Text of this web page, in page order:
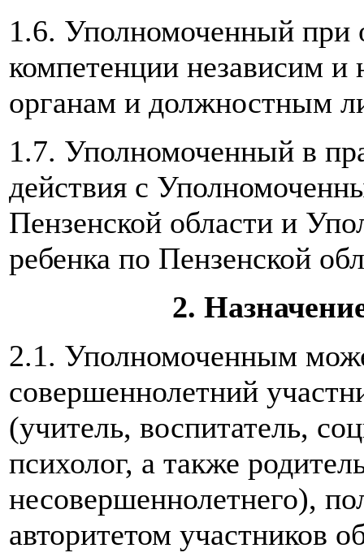
1.6. Уполномоченный при
компетенции независим и
органам и должностным
1.7. Уполномоченный в
действия с
Пензенской области и
ребенка по Пензенской
2.
2.1. Уполномоченным
совершеннолетний
(учитель, воспитатель,
психолог, а также
несовершеннолетнего),
авторитетом участников